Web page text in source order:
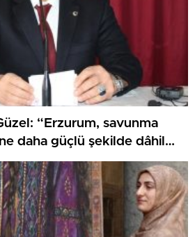
“Erzurum, savunma
daha güçlü şekilde dâhil